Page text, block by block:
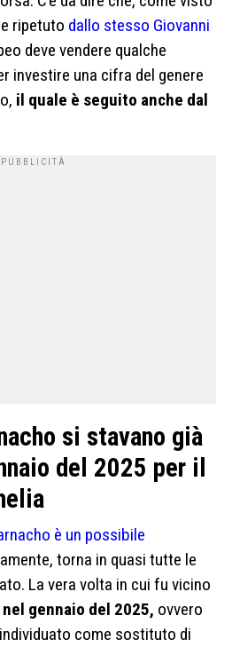
ripetuto dallo stesso Giovanni
deve vendere qualche
investire una cifra del genere
il quale è seguito anche dal
si stavano già
del 2025 per il
è un possibile
torna in quasi tutte le
La vera volta in cui fu vicino
nel gennaio del 2025, ovvero
individuato come sostituto di